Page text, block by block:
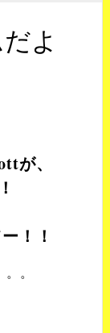
よ
が、
！！
。